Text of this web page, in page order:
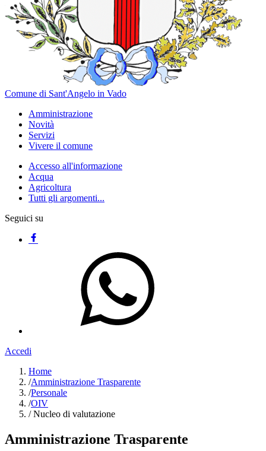
Comune di Sant'Angelo in Vado
Amministrazione
Novità
Servizi
Vivere il comune
Accesso all'informazione
Acqua
Agricoltura
Tutti gli argomenti...
Seguici su
Accedi
Home
/Amministrazione Trasparente
/Personale
/OIV
/Nucleo di valutazione
Amministrazione Trasparente